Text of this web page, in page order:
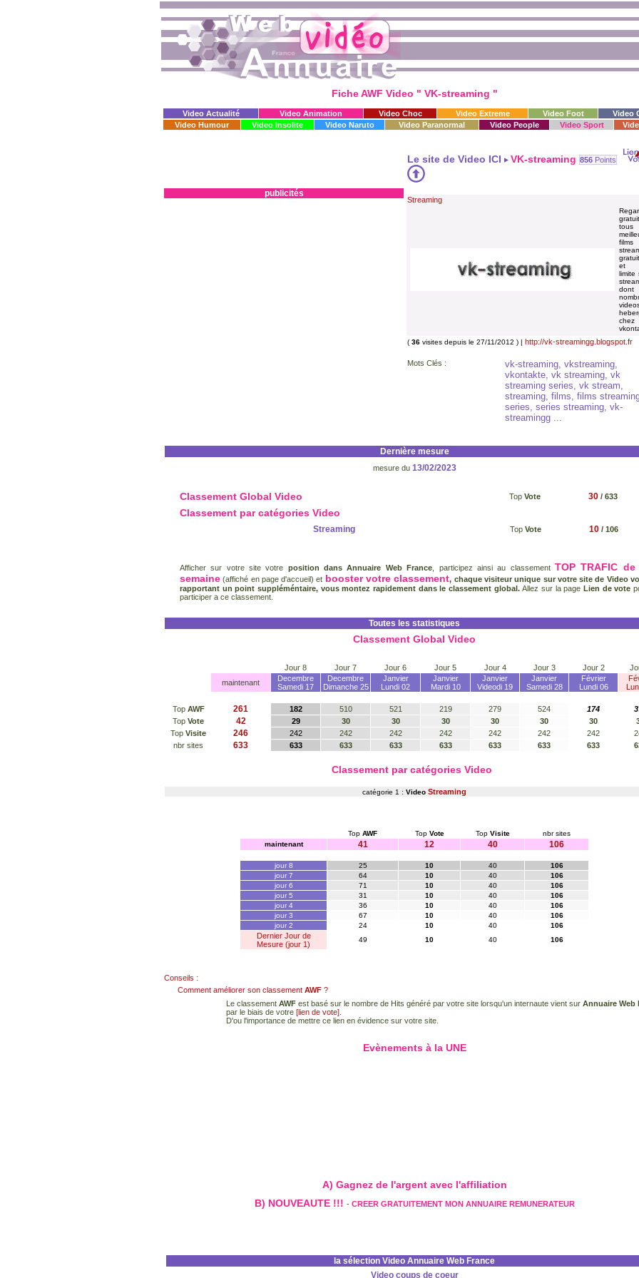
Fiche AWF Video " VK-streaming "
Video Actualité Video Animation Video Choc Video Extreme Video Foot
Video
Video Humour
Video Insolite Video Naruto Video Paranormal Video People Video Sport
publicités
Le site de Video ICI VK-streaming 856 Points
Streaming
et
limite
chez
( 36 visites depuis le 27/11/2012 ) | http://vk-streamingg.blogspot.fr
Mots Clés :
vk-streaming, vkstreaming,
vkontakte, vk streaming, vk
streaming series, vk stream,
streaming, films, films
series, series streaming, vk-
streamingg ...
Dernière mesure
mesure du 13/02/2023
Classement Global Video Top Vote 30/ 633
Classement par catégories Video
Streaming Top Vote 10 / 106
Afficher sur votre site votre position dans Annuaire Web France , participez ainsi au classement TOP TRAFIC
semaine (affiché en page d'accueil) et booster votre classement, chaque visiteur unique sur votre site de Video
rapportant un point suppléméntaire, vous montez rapidement dans le classement global.Allez sur la pageLien de vote
participer a ce classement.
Toutes les statistiques
Classement Global Video
Jour 8 Jour 7 Jour 6 Jour 5 Jour 4 Jour 3 Jour 2
maintenant
Decembre
Samedi 17
Decembre
Dimanche 25
Janvier
Lundi 02
Janvier
Mardi 10
Janvier
Videodi 19
Janvier
Samedi 28
Février
Lundi 06
Top AWF 261 182 510 521 219 279 524 174
Top Vote 42 29 30 30 30 30 30 30
Top Visite 246 242 242 242 242 242 242 242
nbr sites
633 633 633 633 633 633 633 633
Classement par catégories Video
catégorie 1 : Video Streaming
Top AWF Top Vote Top Visite
nbr sites
maintenant
41 12 40 106
jour 8 25 10 40
106
jour 7
64 10 40
106
jour 6
71 10 40
106
jour 5
31 10 40
106
jour 4
36 10 40
106
jour 3
67 10 40
106
jour 2
24 10 40 106
Dernier Jour de
Mesure (jour 1)
49 10 40 106
Conseils :
Comment améliorer son classement AWF ?
Le classement AWF est basé sur le nombre de Hits généré par votre site lorsqu'un internaute vient sur Annuaire Web
par le biais de votre [lien de vote]
D'ou l'importance de mettre ce lien en évidence sur votre site.
Evènements à la UNE
A) Gagnez de l'argent avec l'affiliation
B) NOUVEAUTE !!! - CREER GRATUITEMENT MON ANNUAIRE REMUNERATEUR
la sélection Video Annuaire Web France
Video coups de coeur